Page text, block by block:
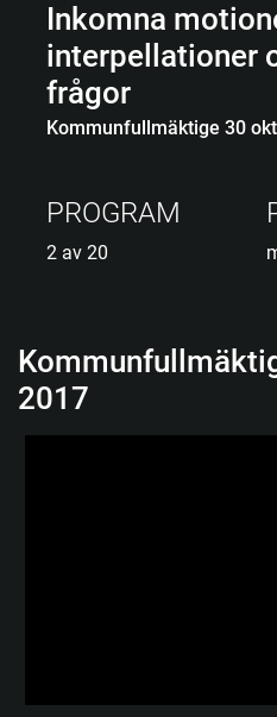
Inkomna
interpellationer
frågor
Kommunfullmäktige 30
PROGRAM
2 av 20
2017